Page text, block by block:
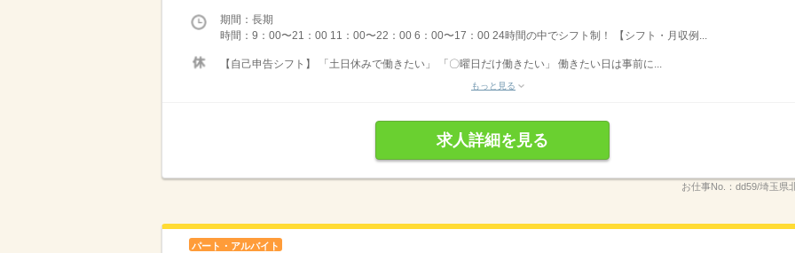
期間：長期
時間：9：00〜21：00 11：00〜22：00 6：00〜17：00 24時間の中でシフト制！ 【シフト・月収例...
【自己申告シフト】 「土日休みで働きたい」 「〇曜日だけ働きたい」 働きたい日は事前に...
もっと見る
求人詳細を見る
お仕事No.： dd59/埼玉県
パート・アルバイト